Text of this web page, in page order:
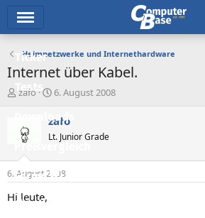
Ticker
Tests
Downloads
Preisvergleich
Forum
Aktuelles
Heimnetzwerke und Internethardware
Internet über Kabel.
E
t
e
l
e
zafo
E
s
e
t
6. August 2008
zafo
Lt. Junior Grade
6. August 2008
Hi leute,